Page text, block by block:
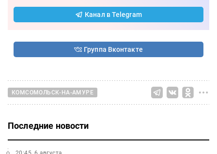
Канал в Telegram
Группа Вконтакте
КОМСОМОЛЬСК-НА-АМУРЕ
Последние новости